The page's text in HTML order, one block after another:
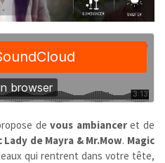
de vous ambianceret de
Lady de Mayra & Mr.Mow. Magic
qui rentrent dans votre tête,